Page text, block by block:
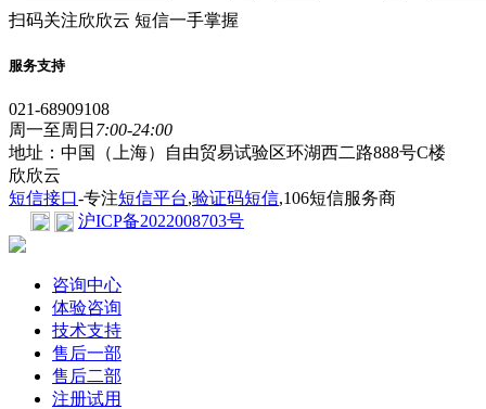
扫码关注欣欣云 短信一手掌握
服务支持
021-68909108
周一至周日 7:00-24:00
地址：中国（上海）自由贸易试验区环湖西二路888号C楼
欣欣云
短信接口-专注短信平台,验证码短信,106短信服务商
沪ICP备2022008703号
咨询中心
体验咨询
技术支持
售后一部
售后二部
注册试用